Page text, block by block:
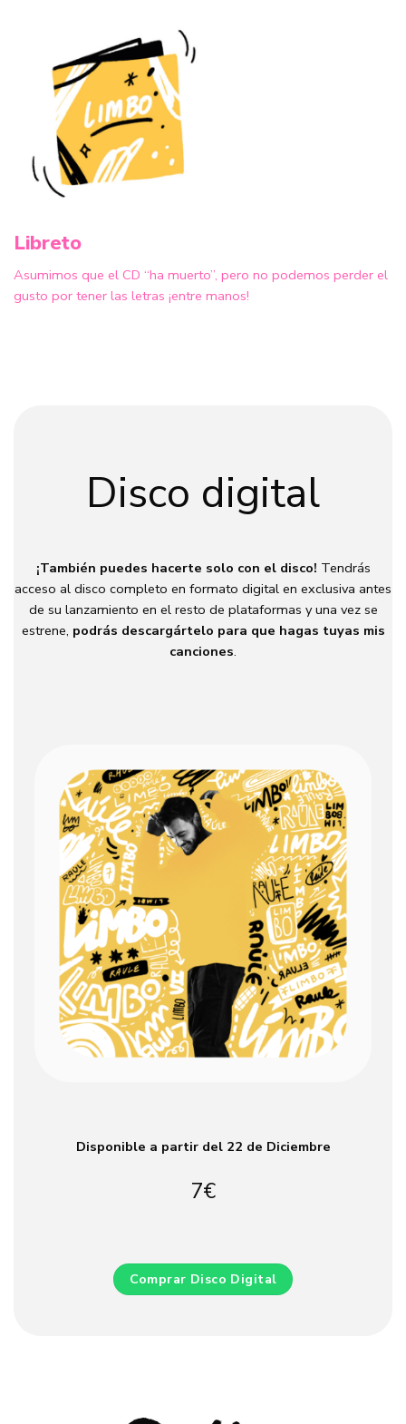
Libreto
Asumimos que el CD “ha muerto”, pero no podemos perder el
gusto por tener las letras ¡entre manos!
Disco digital
¡También puedes hacerte solo con el disco! Tendrás
acceso al disco completo en formato digital en exclusiva antes
de su lanzamiento en el resto de plataformas y una vez se
estrene, podrás descargártelo para que hagas tuyas mis
canciones.
Disponible a partir del 22 de Diciembre
7€
Comprar Disco Digital